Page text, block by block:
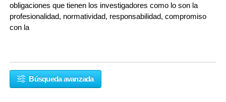
obligaciones que tienen los investigadores como lo son la
profesionalidad, normatividad, responsabilidad, compromiso
con la
Búsqueda avanzada